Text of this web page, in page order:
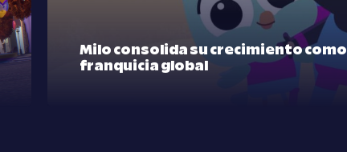
Milo consolida su crecimiento como
franquicia global